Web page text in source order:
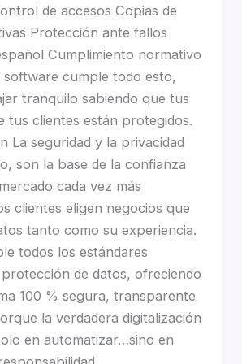
de accesos Copias de
Protección ante fallos
Cumplimiento normativo
software cumple todo esto,
tranquilo sabiendo que tus
tus clientes están protegidos.
La seguridad y la privacidad
son la base de la confianza
cada vez más
clientes eligen negocios que
tanto como su experiencia.
todos los estándares
de datos, ofreciendo
100 % segura, transparente
la verdadera digitalización
en automatizar…sino en